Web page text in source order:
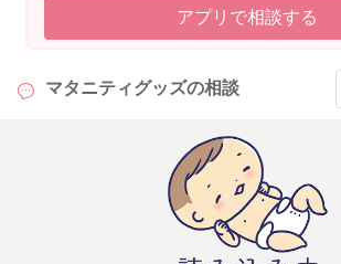
アプリで相談する
マタニティグッズの相談